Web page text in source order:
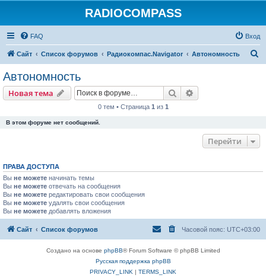
RADIOCOMPASS
FAQ Вход
Сайт Список форумов Радиокомпас.Navigator Автономность
Автономность
Новая тема Поиск
0 тем • Страница 1 из 1
В этом форуме нет сообщений.
Перейти
ПРАВА ДОСТУПА
Вы не можете начинать темы
Вы не можете отвечать на сообщения
Вы не можете редактировать свои сообщения
Вы не можете удалять свои сообщения
Вы не можете добавлять вложения
Сайт Список форумов Часовой пояс: UTC+03:00
Создано на основе phpBB® Forum Software © phpBB Limited
Русская поддержка phpBB
PRIVACY_LINK | TERMS_LINK